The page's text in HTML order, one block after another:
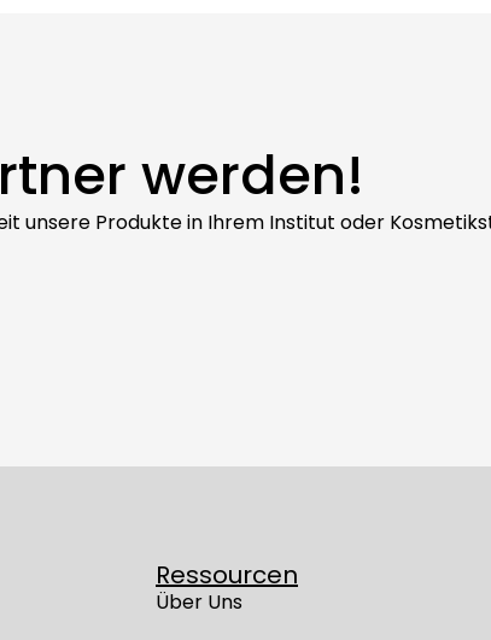
werden!
unsere Produkte in Ihrem Institut oder
Ressourcen
Über Uns